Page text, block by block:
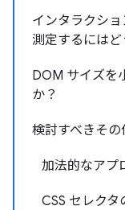
インタラクシ
測定するには
DOM サイズを
か？
検討すべきその
加法的なアプ
CSS セレク